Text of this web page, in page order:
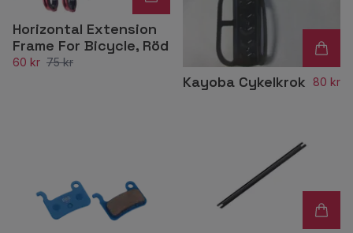
Horizontal Extension
Frame For Bicycle, Röd
60 kr 75 kr
Kayoba Cykelkrok 80 kr